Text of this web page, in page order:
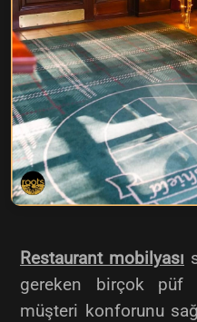
Restaurant mobilyası
gereken birçok püf
müşteri konforunu